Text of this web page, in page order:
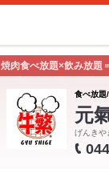
焼肉食べ放題×飲み放題
食べ放題
元
げんき